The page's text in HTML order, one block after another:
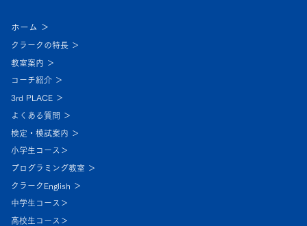
ホーム ＞
クラークの特長 ＞
教室案内 ＞
よくある質問 ＞
検定・模試案内 ＞
コーチ紹介 ＞
3rd PLACE ＞
小学生コース＞
クラークEnglish ＞
プログラミング教室 ＞
中学生コース＞
高校生コース＞